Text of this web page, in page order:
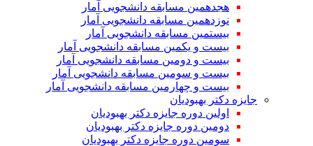
هجدهمین مسابقه دانشجویی آمار
نوزدهمین مسابقه دانشجویی آمار
بیستمین مسابقه دانشجویی آمار
بیست و یکمین مسابقه دانشجویی آمار
بیست و دومین مسابقه دانشجویی آمار
بیست و سومین مسابقه دانشجویی آمار
بیست و چهارمین مسابقه دانشجویی آمار
جایزه دکتر بهبودیان
اولین دوره جایزه دکتر بهبودیان
دومین دوره جایزه دکتر بهبودیان
سومین دوره جایزه دکتر بهبودیان